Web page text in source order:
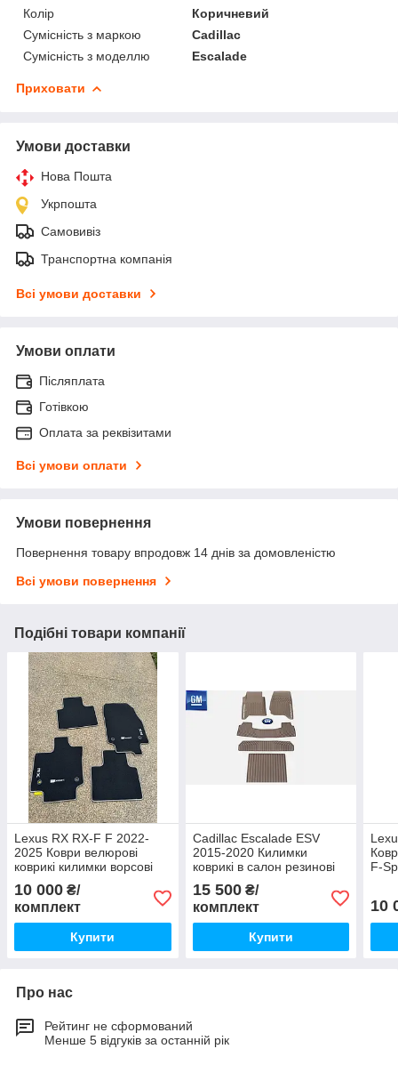
Колір
Коричневий
Сумісність з маркою
Cadillac
Сумісність з моделлю
Escalade
Приховати
Умови доставки
Нова Пошта
Укрпошта
Самовивіз
Транспортна компанія
Всі умови доставки
Умови оплати
Післяплата
Готівкою
Оплата за реквізитами
Всі умови оплати
Умови повернення
Повернення товару впродовж 14 днів за домовленістю
Всі умови повернення
Подібні товари компанії
Lexus RX RX-F F 2022-
2025 Коври велюрові
коврикі килимки ворсові
чорні F-Sport Нові
Оригінал
10 000 ₴/
комплект
Купити
Cadillac Escalade ESV
2015-2020 Килимки
коврикі в салон резинові
гумові бежеві 3 ряди Нові
Оригінал
15 500₴/
комплект
Купити
F-
10
Про нас
Рейтинг не сформований
Менше 5 відгуків за останній рік